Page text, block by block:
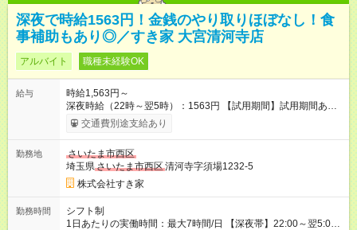
深夜で時給1563円！金銭のやり取りほぼなし！食
事補助もあり◎／すき家 大宮清河寺店
アルバイト 職種未経験OK
給与
時給1,563円～
深夜時給（22時～翌5時）：1563円 【試用期間】試用期間あり
試用期間の長さ：1ヶ月 雇用形態、給与は本採用時と同じです。
試用期間の実態は30日（※条件変更なし）ですが、切り上げで
同時給）
交通費別途支給あり
勤務地
さいたま市西区
埼玉県さいたま市西区清河寺字須場1232-5
株式会社すき家
勤務時間
シフト制
1日あたりの実働時間：最大7時間/日 【深夜帯】22:00～翌5:00